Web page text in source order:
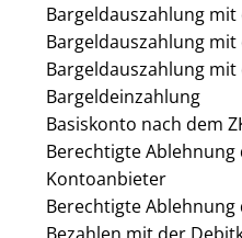
Bargeldauszahlung
Bargeldauszahlung
Bargeldauszahlung
Bargeldeinzahlung
Basiskonto nach dem
Berechtigte
Kontoanbieter
Berechtigte